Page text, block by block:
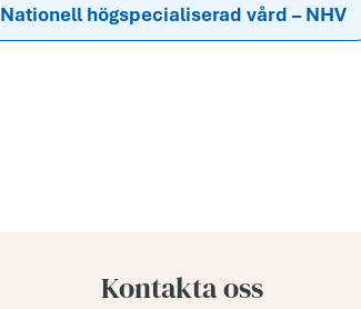
Nationell högspecialiserad vård – NHV
Kontakta oss